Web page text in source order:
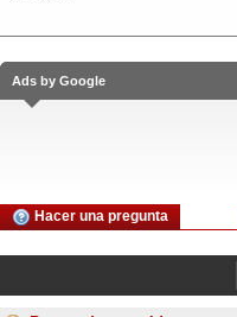
Ads by Google
Hacer una pregunta